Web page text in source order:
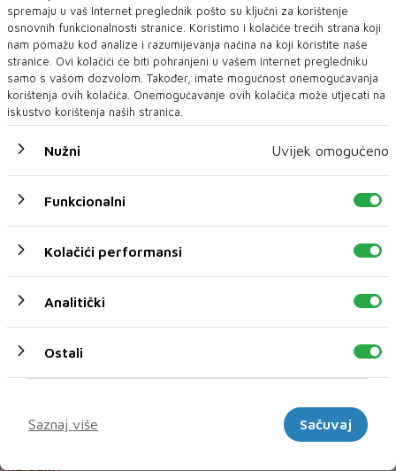
DONALD TRUMP
Trumpov “tim za Balkan”: Loše vijesti za BiH
Richard Grenell već je jednom bio Trumpov čovjek za Balkan, dok
se zet Jared Kushner već duže vri...
spremaju u vaš Internet preglednik pošto su ključni za korištenje
osnovnih funkcionalnosti stranice. Koristimo i kolačiće trećih strana koji
nam pomažu kod analize i razumijevanja načina na koji koristite naše
stranice. Ovi kolačići će biti pohranjeni u vašem Internet pregledniku
samo s vašom dozvolom. Također, imate mogućnost onemogućavanja
korištenja ovih kolačića. Onemogućavanje ovih kolačića može utjecati na
iskustvo korištenja naših stranica.
Nužni Uvijek omogućeno
Funkcionalni
Kolačići performansi
Analitički
Ostali
Saznaj više
Sačuvaj